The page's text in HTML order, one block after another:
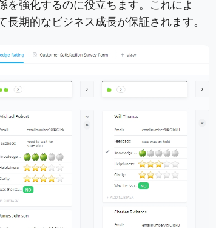
を強化するのに役立ちます。これによ
期的なビジネス成長が保証されます。